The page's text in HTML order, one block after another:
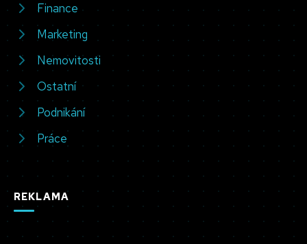
Finance
Marketing
Nemovitosti
Ostatní
Podnikání
Práce
REKLAMA